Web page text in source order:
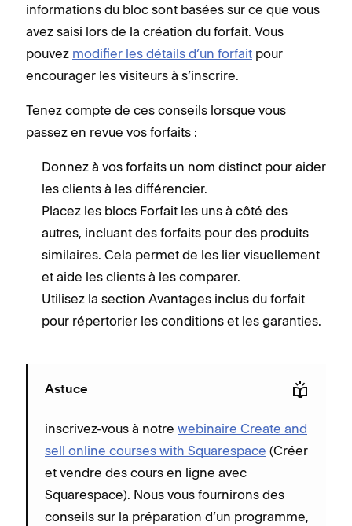
informations du bloc sont basées sur ce que vous
avez saisi lors de la création du forfait. Vous
pouvez modifier les détails d’un forfait pour
encourager les visiteurs à s’inscrire.
Tenez compte de ces conseils lorsque vous
passez en revue vos forfaits :
Donnez à vos forfaits un nom distinct pour aider
les clients à les différencier.
Placez les blocs Forfait les uns à côté des
autres, incluant des forfaits pour des produits
similaires. Cela permet de les lier visuellement
et aide les clients à les comparer.
Utilisez la section Avantages inclus du forfait
pour répertorier les conditions et les garanties.
Astuce
inscrivez-vous à notre webinaire Create and
sell online courses with Squarespace (Créer
et vendre des cours en ligne avec
Squarespace). Nous vous fournirons des
conseils sur la préparation d’un programme,